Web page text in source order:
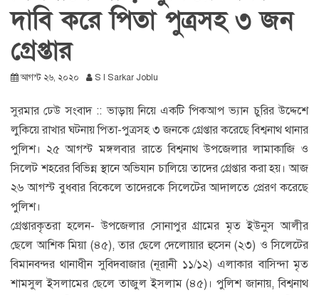
দাবি করে পিতা পুত্রসহ ৩ জন
গ্রেপ্তার
আগস্ট ২৬, ২০২০ S I Sarkar Joblu
সুরমার ঢেউ সংবাদ :: ভাড়ায় নিয়ে একটি পিকআপ ভ্যান চুরির উদ্দেশে
লুকিয়ে রাখার ঘটনায় পিতা-পুত্রসহ ৩ জনকে গ্রেপ্তার করেছে বিশ্বনাথ থানার
পুলিশ। ২৫ আগস্ট মঙ্গলবার রাতে বিশ্বনাথ উপজেলার লামাকাজি ও
সিলেট শহরের বিভিন্ন স্থানে অভিযান চালিয়ে তাদের গ্রেপ্তার করা হয়। আজ
২৬ আগস্ট বুধবার বিকেলে তাদেরকে সিলেটের আদালতে প্রেরণ করেছে
পুলিশ।
গ্রেপ্তারকৃতরা হলেন- উপজেলার সোনাপুর গ্রামের মৃত ইউনুস আলীর
ছেলে আশিক মিয়া (৪৫), তার ছেলে দেলোয়ার হুসেন (২৩) ও সিলেটের
বিমানবন্দর থানাধীন সুবিদবাজার (নূরানী ১১/১২) এলাকার বাসিন্দা মৃত
শামসুল ইসলামের ছেলে তাজুল ইসলাম (৪৫)। পুলিশ জানায়, বিশ্বনাথ